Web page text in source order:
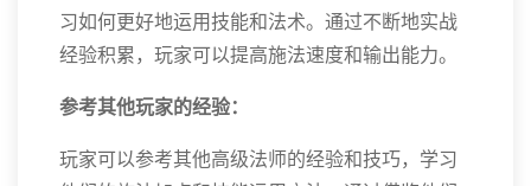
习如何更好地运用技能和法术。通过不断地实战
经验积累，玩家可以提高施法速度和输出能力。
参考其他玩家的经验：
玩家可以参考其他高级法师的经验和技巧，学习